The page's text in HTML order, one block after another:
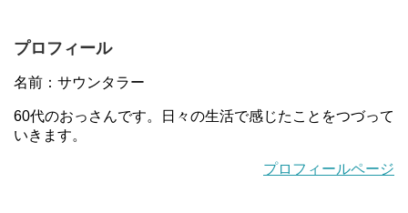
プロフィール
名前：サウンタラー
60代のおっさんです。日々の生活で感じたことをつづって
いきます。
プロフィールページ